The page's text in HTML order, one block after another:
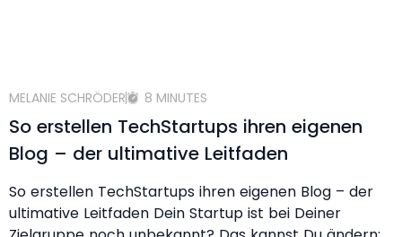
MELANIE SCHRÖDER 8 MINUTES
So erstellen TechStartups ihren eigenen
Blog – der ultimative Leitfaden
So erstellen TechStartups ihren eigenen Blog – der
ultimative Leitfaden Dein Startup ist bei Deiner